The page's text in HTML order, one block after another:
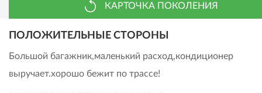
КАРТОЧКА ПОКОЛЕНИЯ
ПОЛОЖИТЕЛЬНЫЕ СТОРОНЫ
Большой багажник,маленький расход,кондиционер
выручает.хорошо бежит по трассе!